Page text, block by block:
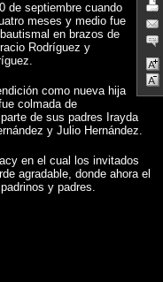
de septiembre cuando
meses y medio fue
en brazos de
Rodríguez y
como nueva hija
colmada de
de sus padres Irayda
y Julio Hernández.
en el cual los invitados
agradable, donde ahora el
y padres.